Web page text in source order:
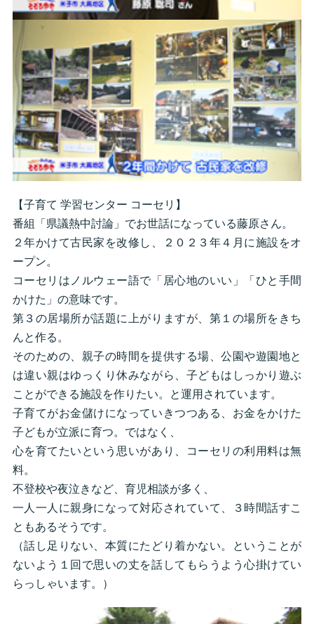
【子育て 学習センター コーセリ】
番組「県議熱中討論」でお世話になっている藤原さん。
２年かけて古民家を改修し、２０２３年４月に施設をオ
ープン。
コーセリはノルウェー語で「居心地のいい」「ひと手間
かけた」の意味です。
第３の居場所が話題に上がりますが、第１の場所をきち
んと作る。
そのための、親子の時間を提供する場、公園や遊園地と
は違い親はゆっくり休みながら、子どもはしっかり遊ぶ
ことができる施設を作りたい。と運用されています。
子育てがお金儲けになっていきつつある、お金をかけた
子どもが立派に育つ。ではなく、
心を育てたいという思いがあり、コーセリの利用料は無
料。
不登校や夜泣きなど、育児相談が多く、
一人一人に親身になって対応されていて、３時間話すこ
ともあるそうです。
（話し足りない、本質にたどり着かない。ということが
ないよう１回で思いの丈を話してもらうよう心掛けてい
らっしゃいます。）